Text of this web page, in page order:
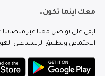
معك اينما تكون..
ابقى على تواصل معنا عبر منصاتنا
الاجتماعي وتطبيق الرشيد على